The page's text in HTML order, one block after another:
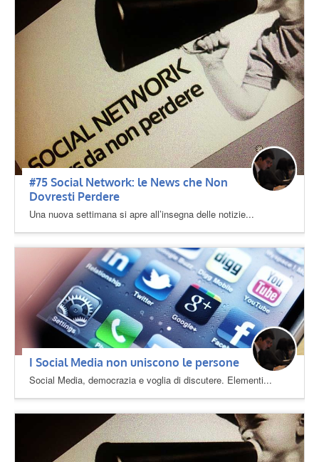
#75 Social Network: le News che Non
Dovresti Perdere
Una nuova settimana si apre all’insegna delle notizie...
I Social Media non uniscono le persone
Social Media, democrazia e voglia di discutere. Elementi...